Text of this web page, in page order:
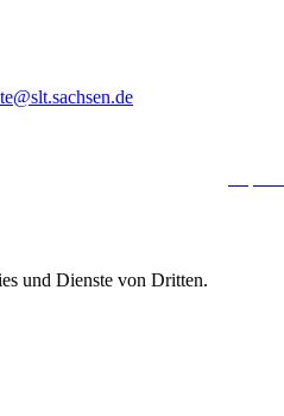
und Dienste von Dritten.